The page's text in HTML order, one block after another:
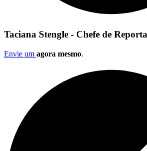
Taciana Stengle - Chefe de
Envie um agora mesmo.